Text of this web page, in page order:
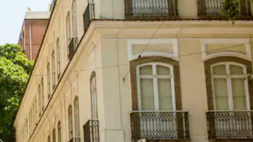
pour les parcourir ou en appuyant et en faisant glisser.